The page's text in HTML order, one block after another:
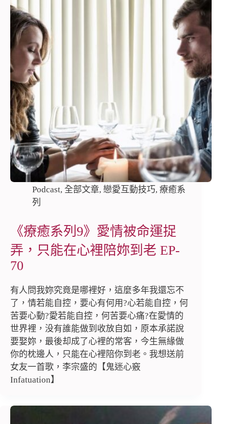
Podcast, 全部文章, 戀愛互動技巧, 療癒系
列
《療癒系列9》愛情被命運捉
弄，只能在心裡陪妳到老 EP-
70
有人問我妳究竟是哪裡好，這麼多年我還忘不
了，情若能自控，要心有何用?心若能自控，何
苦要心動?愛若能自控，何苦要心痛?在愛情的
世界裡，没有誰能做到收放自如，原本承諾說
要娶妳，最後却成了心裡的常客，今生無緣做
你的枕邊人，只能在心裡陪你到老。我想送前
女友一首歌，李宗盛的【鬼迷心竅
Infatuation】